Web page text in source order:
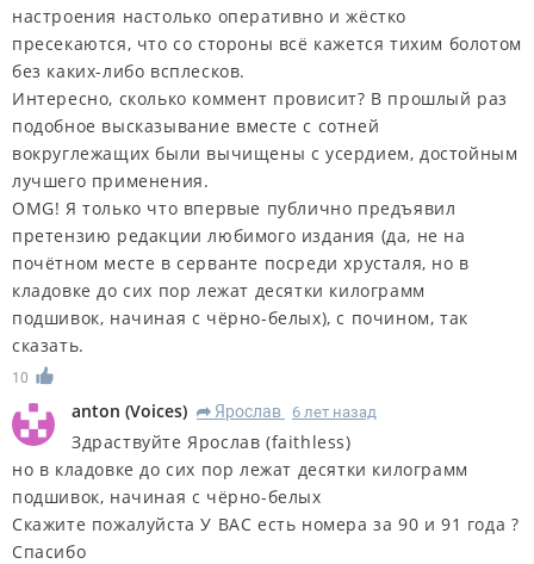
настроения настолько оперативно и жёстко
пресекаются, что со стороны всё кажется тихим болотом
без каких-либо всплесков.
Интересно, сколько коммент провисит? В прошлый раз
подобное высказывание вместе с сотней
вокруглежащих были вычищены с усердием, достойным
лучшего применения.
OMG! Я только что впервые публично предъявил
претензию редакции любимого издания (да, не на
почётном месте в серванте посреди хрусталя, но в
кладовке до сих пор лежат десятки килограмм
подшивок, начиная с чёрно-белых), с почином, так
сказать.
10
anton (Voices) R Ярослав 6 лет назад
Здраствуйте Ярослав (faithless)
но в кладовке до сих пор лежат десятки килограмм
подшивок, начиная с чёрно-белых
Скажите пожалуйста У ВАС есть номера за 90 и 91 года ?
Спасибо